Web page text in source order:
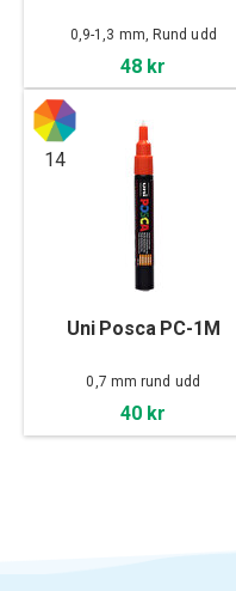
0,9-1,3 mm, Rund udd
48 kr
14
Uni Posca PC-1M
0,7 mm rund udd
40 kr